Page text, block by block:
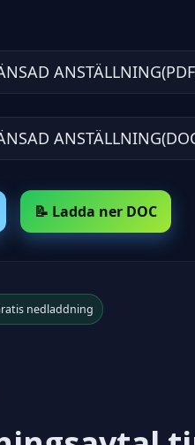
📝 Ladda ner DOC
nedladdning